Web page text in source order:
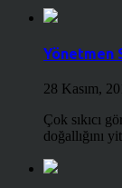
Yönetmen
28 Kasım,
Çok sıkıcı
doğallığını